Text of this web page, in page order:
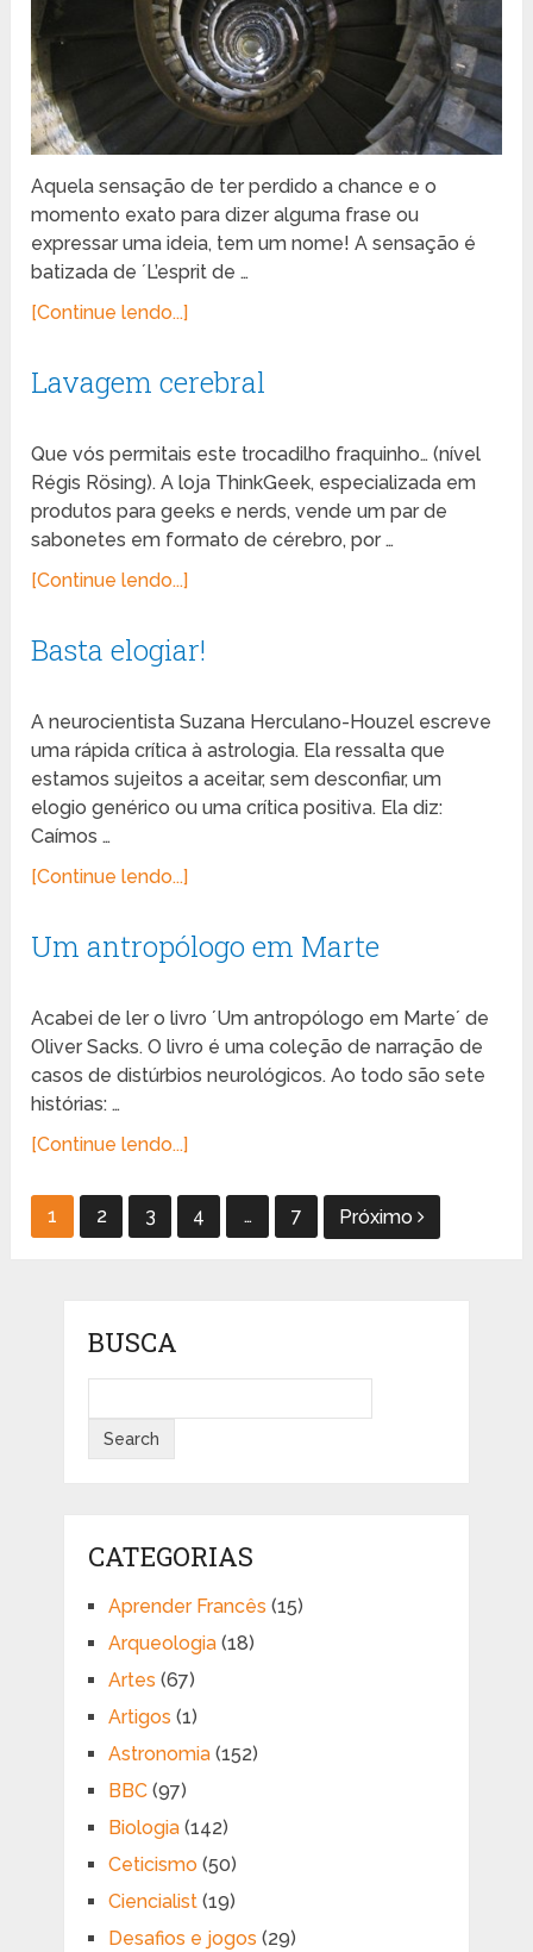
Aquela sensação de ter perdido a chance e o
momento exato para dizer alguma frase ou
expressar uma ideia, tem um nome! A sensação é
batizada de ´L’esprit de …
[Continue lendo...]
Lavagem cerebral
Que vós permitais este trocadilho fraquinho… (nível
Régis Rösing). A loja ThinkGeek, especializada em
produtos para geeks e nerds, vende um par de
sabonetes em formato de cérebro, por …
[Continue lendo...]
Basta elogiar!
A neurocientista Suzana Herculano-Houzel escreve
uma rápida crítica à astrologia. Ela ressalta que
estamos sujeitos a aceitar, sem desconfiar, um
elogio genérico ou uma crítica positiva. Ela diz:
Caímos …
[Continue lendo...]
Um antropólogo em Marte
Acabei de ler o livro ´Um antropólogo em Marte´ de
Oliver Sacks. O livro é uma coleção de narração de
casos de distúrbios neurológicos. Ao todo são sete
histórias: …
[Continue lendo...]
Paginação
1 2 3 4 … 7 Próximo
BUSCA
CATEGORIAS
Aprender Francês (15)
Arqueologia(18)
Artes (67)
Artigos (1)
Astronomia(152)
BBC(97)
Biologia(142)
Ceticismo (50)
Ciencialist(19)
Desafios e jogos (29)